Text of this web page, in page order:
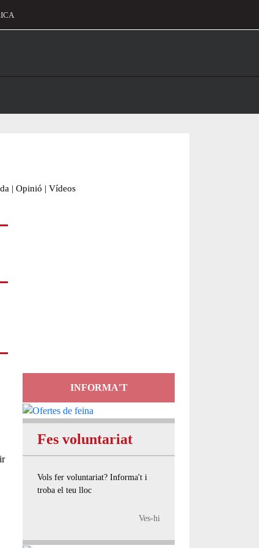
| Opinió | Vídeos
INFORMA'T
Fes voluntariat
Vols fer voluntariat? Informa't i
troba el teu lloc
Ves-hi